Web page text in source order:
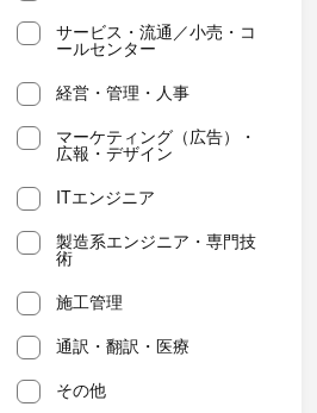
サービス・流通／小売・コ
ールセンター
経営・管理・人事
マーケティング（広告）・
広報・デザイン
ITエンジニア
製造系エンジニア・専門技
術
施工管理
通訳・翻訳・医療
その他